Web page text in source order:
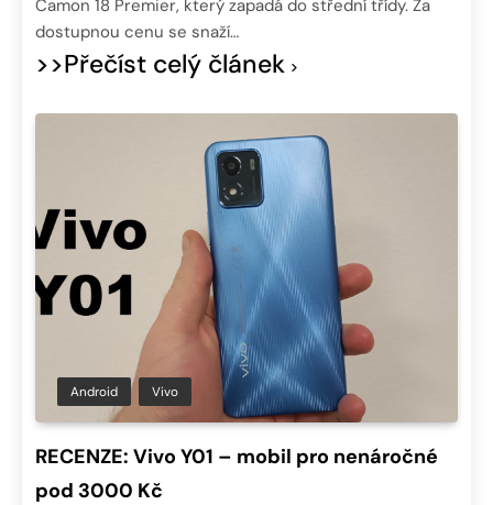
Camon 18 Premier, který zapadá do střední třídy. Za
dostupnou cenu se snaží…
>>Přečíst celý článek
Android Vivo
RECENZE: Vivo Y01 – mobil pro nenáročné
pod 3000 Kč